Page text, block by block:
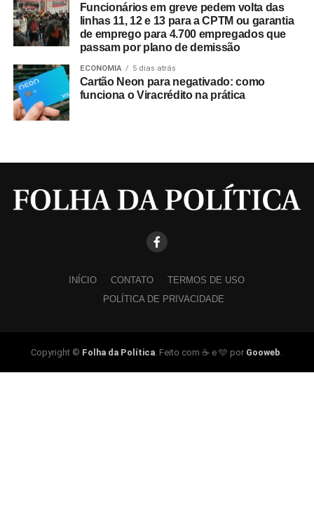
Funcionários em greve pedem volta das
linhas 11, 12 e 13 para a CPTM ou garantia
de emprego para 4.700 empregados que
passam por plano de demissão
ECONOMIA 5 dias atrás
Cartão Neon para negativado: como
funciona o Viracrédito na prática
INÍCIO CONTATO
TERMOS DE USO
POLÍTICA DE PRIVACIDADE
Copyright © Folha da Política . Feito com ☕ e 🩵 por Gooweb